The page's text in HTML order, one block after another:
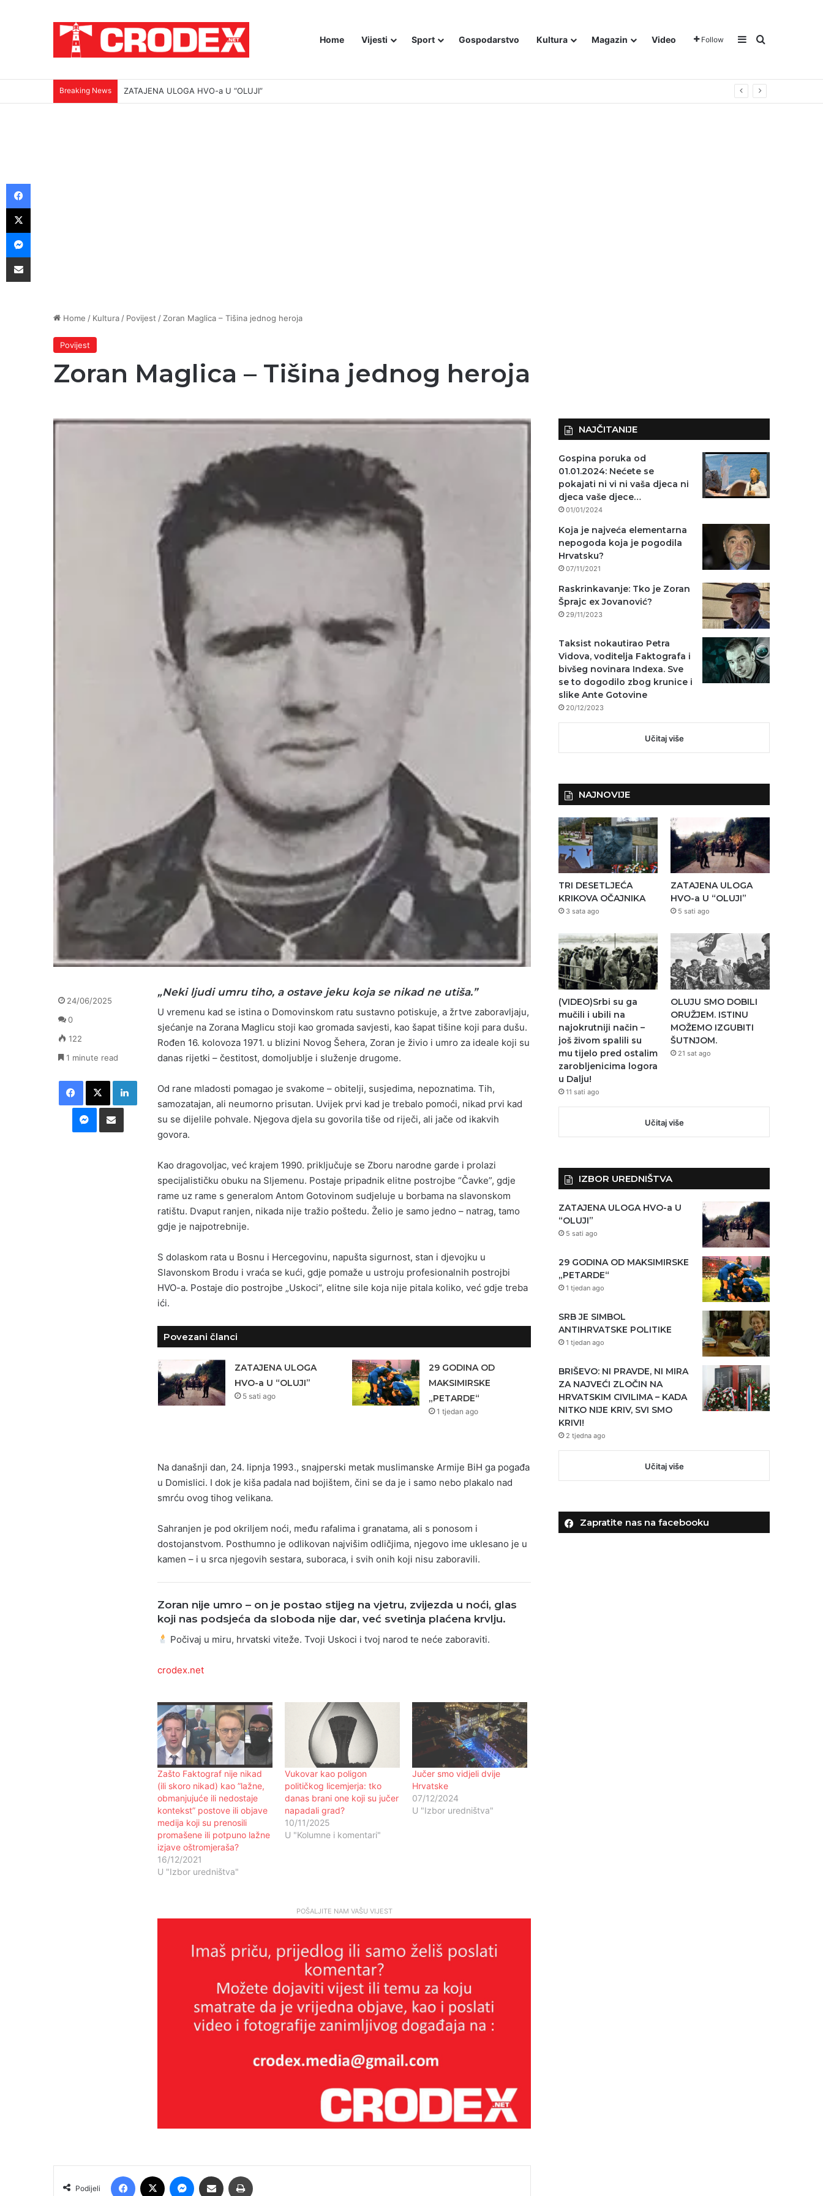
Home Vijesti Sport Gospodarstvo Kultura Magazin Video Follow Sidebar
Traži
Breaking News (VIDEO)Srbi su ga mučili i ubili na najokrutniji način – još živom spalili su mu tijelo pred ostalim zarobljenicima logora u Dalju!
Home / Kultura / Povijest / Zoran Maglica – Tišina jednog heroja
Povijest
Zoran Maglica – Tišina jednog heroja
„Neki ljudi umru tiho, a ostave jeku koja se nikad ne utiša.”
U vremenu kad se istina o Domovinskom ratu sustavno potiskuje, a žrtve zaboravljaju,
sjećanje na Zorana Maglicu stoji kao gromada savjesti, kao šapat tišine koji para dušu.
Rođen 16. kolovoza 1971. u blizini Novog Šehera, Zoran je živio i umro za ideale koji su
danas rijetki – čestitost, domoljublje i služenje drugome.
Od rane mladosti pomagao je svakome – obitelji, susjedima, nepoznatima. Tih,
samozatajan, ali neumorno prisutan. Uvijek prvi kad je trebalo pomoći, nikad prvi kad
su se dijelile pohvale. Njegova djela su govorila tiše od riječi, ali jače od ikakvih
govora.
Kao dragovoljac, već krajem 1990. priključuje se Zboru narodne garde i prolazi
specijalističku obuku na Sljemenu. Postaje pripadnik elitne postrojbe “Čavke”, gdje
rame uz rame s generalom Antom Gotovinom sudjeluje u borbama na slavonskom
ratištu. Dvaput ranjen, nikada nije tražio poštedu. Želio je samo jedno – natrag, tamo
gdje je najpotrebnije.
S dolaskom rata u Bosnu i Hercegovinu, napušta sigurnost, stan i djevojku u
Slavonskom Brodu i vraća se kući, gdje pomaže u ustroju profesionalnih postrojbi
HVO-a. Postaje dio postrojbe „Uskoci“, elitne sile koja nije pitala koliko, već gdje treba
ići.
Povezani članci
ZATAJENA ULOGA
HVO-a U “OLUJI”
5 sati ago
29 GODINA OD
MAKSIMIRSKE
„PETARDE“
1 tjedan ago
Na današnji dan, 24. lipnja 1993., snajperski metak muslimanske Armije BiH ga pogađa
u Domislici. I dok je kiša padala nad bojištem, čini se da je i samo nebo plakalo nad
smrću ovog tihog velikana.
Sahranjen je pod okriljem noći, među rafalima i granatama, ali s ponosom i
dostojanstvom. Posthumno je odlikovan najvišim odličjima, njegovo ime uklesano je u
kamen – i u srca njegovih sestara, suboraca, i svih onih koji nisu zaboravili.
Zoran nije umro – on je postao stijeg na vjetru, zvijezda u noći, glas
koji nas podsjeća da sloboda nije dar, već svetinja plaćena krvlju.
Počivaj u miru, hrvatski viteže. Tvoji Uskoci i tvoj narod te neće zaboraviti.
crodex.net
Zašto Faktograf nije nikad
(ili skoro nikad) kao ”lažne,
obmanjujuće ili nedostaje
kontekst” postove ili objave
medija koji su prenosili
promašene ili potpuno lažne
izjave oštromjeraša?
16/12/2021
U "Izbor uredništva"
Vukovar kao poligon
političkog licemjerja: tko
danas brani one koji su jučer
napadali grad?
10/11/2025
U "Kolumne i komentari"
Jučer smo vidjeli dvije
Hrvatske
07/12/2024
U "Izbor uredništva"
POŠALJITE NAM VAŠU VIJEST
24/06/2025
0
122
1 minute read
Facebook
X LinkedIn
Messenger
Podijeli putem E-maila
Podijeli
Facebook Messenger
Podijeli putem E-maila
Kako i zbog čega je nastala
Hrvatska zajednica Herceg Bosna ?
33. godišnjica zločinačkog napada
tzv. ABiH na Fojnicu
Kristalna noć bjelopoljskih Hrvata
NAJČITANIJE
Gospina poruka od
01.01.2024: Nećete se
pokajati ni vi ni vaša djeca ni
djeca vaše djece…
01/01/2024
Koja je najveća elementarna
nepogoda koja je pogodila
Hrvatsku?
07/11/2021
Raskrinkavanje: Tko je Zoran
Šprajc ex Jovanović?
29/11/2023
Taksist nokautirao Petra
Vidova, voditelja Faktografa i
bivšeg novinara Indexa. Sve
se to dogodilo zbog krunice i
slike Ante Gotovine
20/12/2023
Učitaj više
NAJNOVIJE
TRI DESETLJEĆA
KRIKOVA OČAJNIKA
3 sata ago
ZATAJENA ULOGA
HVO-a U “OLUJI”
5 sati ago
(VIDEO)Srbi su ga
mučili i ubili na
najokrutniji način –
još živom spalili su
mu tijelo pred ostalim
zarobljenicima logora
u Dalju!
11 sati ago
OLUJU SMO DOBILI
ORUŽJEM. ISTINU
MOŽEMO IZGUBITI
ŠUTNJOM.
21 sat ago
Učitaj više
IZBOR UREDNIŠTVA
ZATAJENA ULOGA HVO-a U
“OLUJI”
5 sati ago
29 GODINA OD MAKSIMIRSKE
„PETARDE“
1 tjedan ago
SRB JE SIMBOL
ANTIHRVATSKE POLITIKE
1 tjedan ago
BRIŠEVO: NI PRAVDE, NI MIRA
ZA NAJVEĆI ZLOČIN NA
HRVATSKIM CIVILIMA – KADA
NITKO NIJE KRIV, SVI SMO
KRIVI!
2 tjedna ago
Učitaj više
Zapratite nas na facebooku
Facebook
X
Messenger
Podijeli putem E-maila